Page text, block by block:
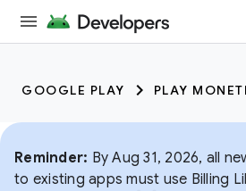
GOOGLE PLAY PLAY
Reminder: By Aug 31, 2026, all
to existing apps must use Billing